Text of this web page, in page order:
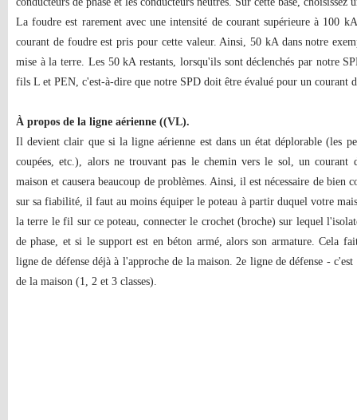
La foudre est rarement avec une intensité de courant supérieure à 100
courant de foudre est pris pour cette valeur. Ainsi, 50 kA dans notre
mise à la terre. Les 50 kA restants, lorsqu'ils sont déclenchés par notre
fils L et PEN, c'est-à-dire que notre SPD doit être évalué pour un courant
À propos de la ligne aérienne ((VL).
Il devient clair que si la ligne aérienne est dans un état déplorable (les
coupées, etc.), alors ne trouvant pas le chemin vers le sol, un courant
maison et causera beaucoup de problèmes. Ainsi, il est nécessaire de bien
sur sa fiabilité, il faut au moins équiper le poteau à partir duquel votre
la terre le fil sur ce poteau, connecter le crochet (broche) sur lequel
de phase, et si le support est en béton armé, alors son armature. Cela
ligne de défense déjà à l'approche de la maison. 2e ligne de défense -
de la maison (1, 2 et 3 classes).